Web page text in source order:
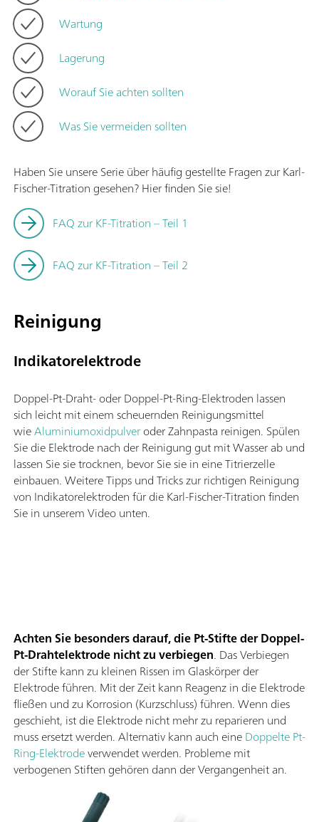
Wartung
Lagerung
Worauf Sie achten sollten
Was Sie vermeiden sollten
Haben Sie unsere Serie über häufig gestellte Fragen zur Karl-
Fischer-Titration gesehen? Hier finden Sie sie!
FAQ zur KF-Titration – Teil 1
FAQ zur KF-Titration – Teil 2
Reinigung
Indikatorelektrode
Doppel-Pt-Draht- oder Doppel-Pt-Ring-Elektroden lassen
sich leicht mit einem scheuernden Reinigungsmittel
wieAluminiumoxidpulveroder Zahnpasta reinigen. Spülen
Sie die Elektrode nach der Reinigung gut mit Wasser ab und
lassen Sie sie trocknen, bevor Sie sie in eine Titrierzelle
einbauen. Weitere Tipps und Tricks zur richtigen Reinigung
von Indikatorelektroden für die Karl-Fischer-Titration finden
Sie in unserem Video unten.
Achten Sie besonders darauf, die Pt-Stifte der Doppel-
Pt-Drahtelektrode nicht zu verbiegen. Das Verbiegen
der Stifte kann zu kleinen Rissen im Glaskörper der
Elektrode führen. Mit der Zeit kann Reagenz in die Elektrode
fließen und zu Korrosion (Kurzschluss) führen. Wenn dies
geschieht, ist die Elektrode nicht mehr zu reparieren und
muss ersetzt werden. Alternativ kann auch eineDoppelte Pt-
Ring-Elektrodeverwendet werden. Probleme mit
verbogenen Stiften gehören dann der Vergangenheit an.